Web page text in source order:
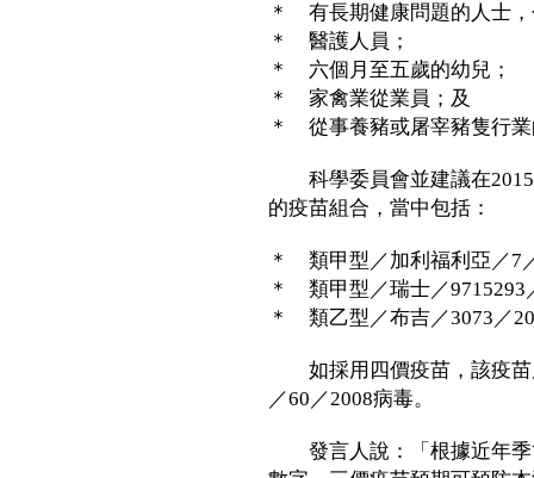
＊ 有長期健康問題的人士
＊ 醫護人員；
＊ 六個月至五歲的幼兒；
＊ 家禽業從業員；及
＊ 從事養豬或屠宰豬隻行
科學委員會並建議在2015
的疫苗組合，當中包括：
＊ 類甲型／加利福利亞／7
＊ 類甲型／瑞士／9715293
＊ 類乙型／布吉／3073／
如採用四價疫苗，該疫苗
／60／2008病毒。
發言人說：「根據近年季